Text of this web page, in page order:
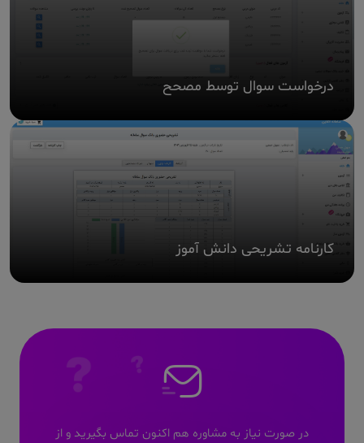
درخواست سوال توسط مصحح
کارنامه تشریحی دانش آموز
در صورت نیاز به مشاوره هم اکنون تماس بگیرید و از